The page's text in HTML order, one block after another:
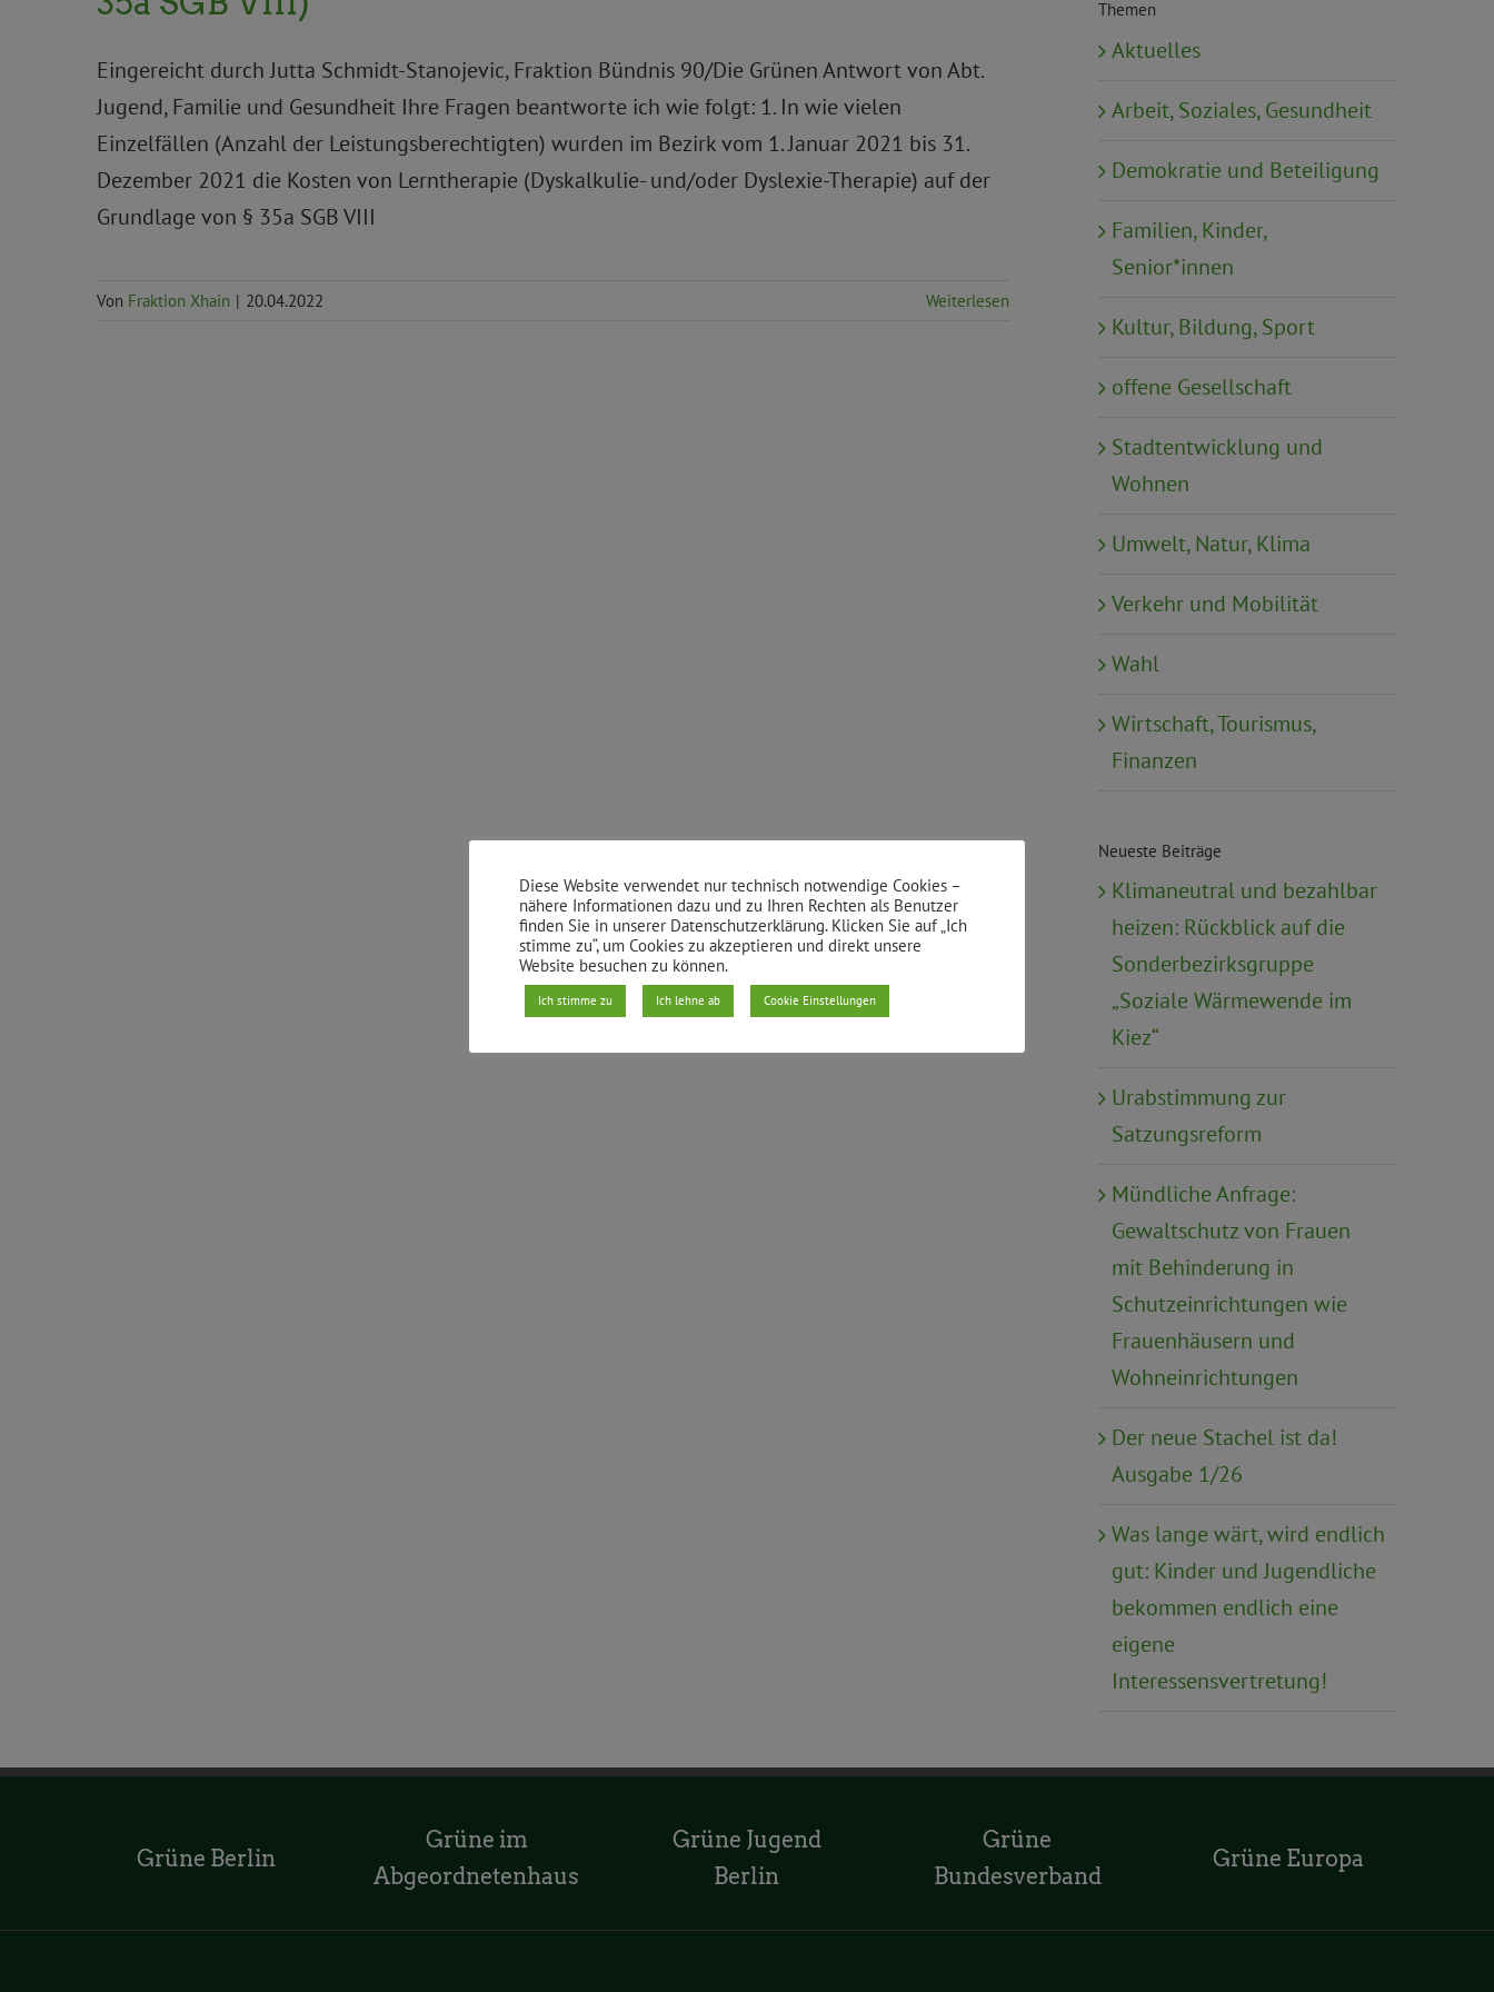
Eingereicht durch Jutta Schmidt-Stanojevic, Fraktion Bündnis 90/Die Grünen Antwort von Abt.
Jugend, Familie und Gesundheit Ihre Fragen beantworte ich wie folgt: 1. In wie vielen
Einzelfällen (Anzahl der Leistungsberechtigten) wurden im Bezirk vom 1. Januar 2021 bis 31.
Dezember 2021 die Kosten von Lerntherapie (Dyskalkulie- und/oder Dyslexie-Therapie) auf der
Grundlage von § 35a SGB VIII
Von Fraktion Xhain | 20.04.2022 Weiterlesen
Themen
Aktuelles
Arbeit, Soziales, Gesundheit
Demokratie und Beteiligung
Familien, Kinder,
Senior*innen
Kultur, Bildung, Sport
offene Gesellschaft
Stadtentwicklung und
Wohnen
Umwelt, Natur, Klima
Verkehr und Mobilität
Wahl
Wirtschaft, Tourismus,
Finanzen
Neueste Beiträge
Klimaneutral und bezahlbar
heizen: Rückblick auf die
Sonderbezirksgruppe
„Soziale Wärmewende im
Kiez“
Urabstimmung zur
Satzungsreform
Mündliche Anfrage:
Gewaltschutz von Frauen
mit Behinderung in
Schutzeinrichtungen wie
Frauenhäusern und
Wohneinrichtungen
Der neue Stachel ist da!
Ausgabe 1/26
Was lange wärt, wird endlich
gut: Kinder und Jugendliche
bekommen endlich eine
eigene
Interessensvertretung!
Grüne Berlin
Grüne im
Abgeordnetenhaus
Grüne Jugend
Berlin
Grüne
Bundesverband
Grüne Europa
Diese Website verwendet nur technisch notwendige Cookies –
nähere Informationen dazu und zu Ihren Rechten als Benutzer
finden Sie in unserer Datenschutzerklärung. Klicken Sie auf „Ich
stimme zu“, um Cookies zu akzeptieren und direkt unsere
Website besuchen zu können.
Ich stimme zu Ich lehne ab Cookie Einstellungen